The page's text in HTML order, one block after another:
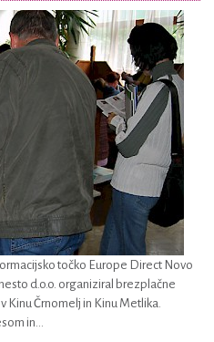
točko Europe Direct Novo
d.o.o. organiziral brezplačne
Kinu Črnomelj in Kinu Metlika.
in...